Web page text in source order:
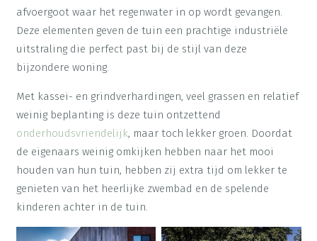
afvoergoot waar het regenwater in op wordt gevangen.
Deze elementen geven de tuin een prachtige industriële
uitstraling die perfect past bij de stijl van deze
bijzondere woning.
Met kassei- en grindverhardingen, veel grassen en relatief
weinig beplanting is deze tuin ontzettend
onderhoudsvriendelijk, maar toch lekker groen. Doordat
de eigenaars weinig omkijken hebben naar het mooi
houden van hun tuin, hebben zij extra tijd om lekker te
genieten van het heerlijke zwembad en de spelende
kinderen achter in de tuin.